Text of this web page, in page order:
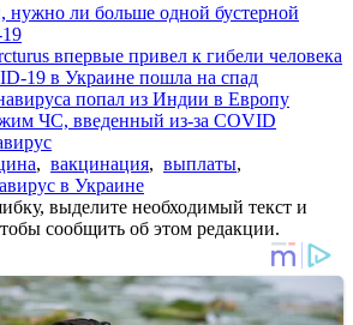
нужно ли больше одной бустерной
впервые привел к гибели человека
19 в Украине пошла на спад
попал из Индии в Европу
ЧС, введенный из-за COVID
, вакцинация, выплаты,
в Украине
выделите необходимый текст и
сообщить об этом редакции.